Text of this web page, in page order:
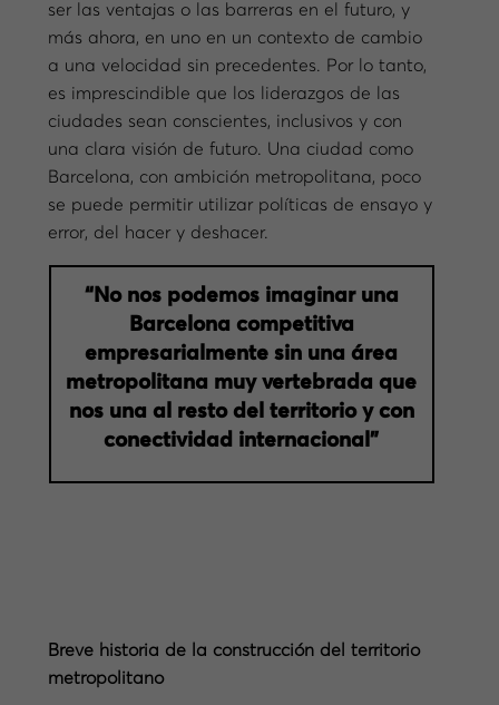
ser las ventajas o las barreras en el futuro, y
más ahora, en uno en un contexto de cambio
a una velocidad sin precedentes. Por lo tanto,
es imprescindible que los liderazgos de las
ciudades sean conscientes, inclusivos y con
una clara visión de futuro. Una ciudad como
Barcelona, con ambición metropolitana, poco
se puede permitir utilizar políticas de ensayo y
error, del hacer y deshacer.
“No nos podemos imaginar una
Barcelona competitiva
empresarialmente sin una área
metropolitana muy vertebrada que
nos una al resto del territorio y con
conectividad internacional”
Breve historia de la construcción del territorio
metropolitano